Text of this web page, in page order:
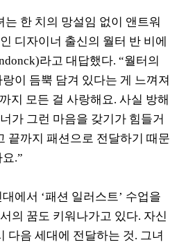
한 치의 망설임 없이 앤트워
디자이너 출신의 월터 반 비에
라고 대답했다. “월터의
이 듬뿍 담겨 있다는 게 느껴져
지 모든 걸 사랑해요. 사실 방해
가 그런 마음을 갖기가 힘들거
끝까지 패션으로 전달하기 때문
.”
에서 ‘패션 일러스트’ 수업을
의 꿈도 키워나가고 있다. 자신
다음 세대에 전달하는 것. 그녀